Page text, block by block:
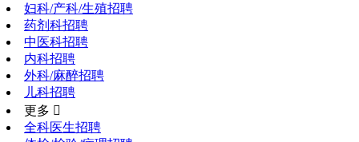
妇科/产科/生殖招聘
药剂科招聘
中医科招聘
内科招聘
外科/麻醉招聘
儿科招聘
更多 
全科医生招聘